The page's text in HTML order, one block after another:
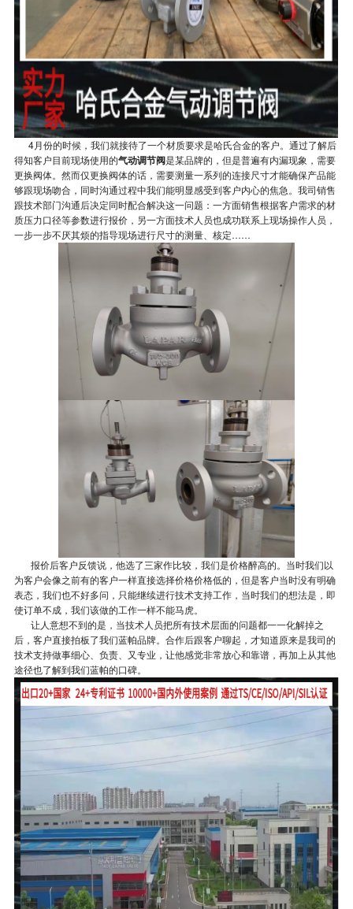
4月份的时候，我们就接待了一个材质要求是哈氏合金的客户。通过了解后
得知客户目前现场使用的气动调节阀是某品牌的，但是普遍有内漏现象，需要
更换阀体。然而仅更换阀体的话，需要测量一系列的连接尺寸才能确保产品能
够跟现场吻合，同时沟通过程中我们能明显感受到客户内心的焦急。我司销售
跟技术部门沟通后决定同时配合解决这一问题：一方面销售根据客户需求的材
质压力口径等参数进行报价，另一方面技术人员也成功联系上现场操作人员，
一步一步不厌其烦的指导现场进行尺寸的测量、核定……
报价后客户反馈说，他选了三家作比较，我们是价格醉高的。当时我们以
为客户会像之前有的客户一样直接选择价格价格低的，但是客户当时没有明确
表态，我们也不好多问，只能继续进行技术支持工作，当时我们的想法是，即
使订单不成，我们该做的工作一样不能马虎。
让人意想不到的是，当技术人员把所有技术层面的问题都一一化解掉之
后，客户直接拍板了我们蓝帕品牌。合作后跟客户聊起，才知道原来是我司的
技术支持做事细心、负责、又专业，让他感觉非常放心和靠谱，再加上从其他
途径也了解到我们蓝帕的口碑。